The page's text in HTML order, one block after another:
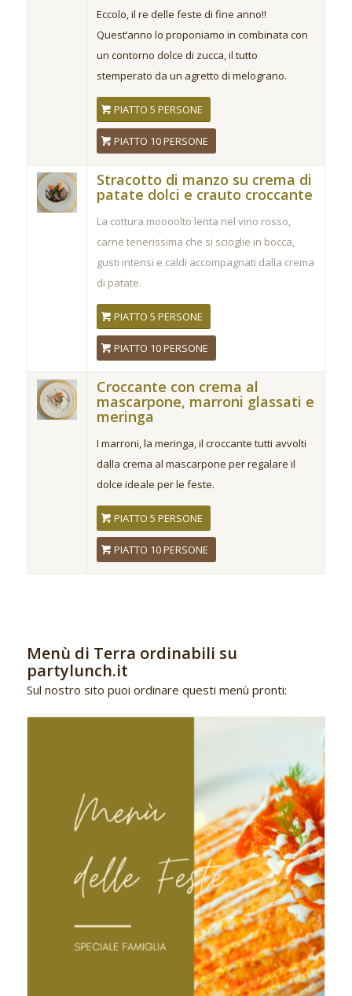
Eccolo, il re delle feste di fine anno!!
Quest’anno lo proponiamo in combinata con
un contorno dolce di zucca, il tutto
stemperato da un agretto di melograno.
PIATTO 5 PERSONE
PIATTO 10 PERSONE
Stracotto di manzo su crema di
patate dolci e crauto croccante
La cottura moooolto lenta nel vino rosso,
carne tenerissima che si scioglie in bocca,
gusti intensi e caldi accompagnati dalla crema
di patate.
PIATTO 5 PERSONE
PIATTO 10 PERSONE
Croccante con crema al
mascarpone, marroni glassati e
meringa
I marroni, la meringa, il croccante tutti avvolti
dalla crema al mascarpone per regalare il
dolce ideale per le feste.
PIATTO 5 PERSONE
PIATTO 10 PERSONE
Menù di Terra ordinabili su
partylunch.it
Sul nostro sito puoi ordinare questi menù pronti: